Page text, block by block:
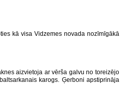
kā visa Vidzemes novada nozīmīgākā
aizvietoja ar vērša galvu no toreizējo
karogs. Ģerboni apstiprināja